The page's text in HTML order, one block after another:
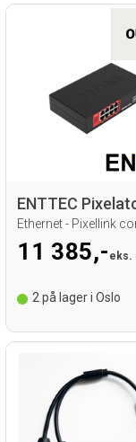
Ethernet - Pixellink
11 385,- eks.
2på lager i Oslo